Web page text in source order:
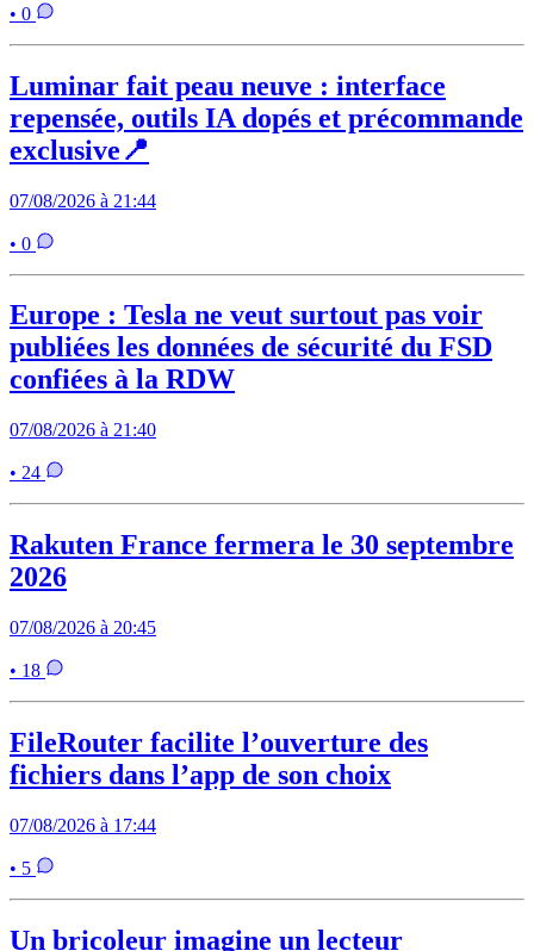
• 0
Luminar fait peau neuve : interface
repensée, outils IA dopés et précommande
exclusive📍
07/08/2026 à 21:44
• 0
Europe : Tesla ne veut surtout pas voir
publiées les données de sécurité du FSD
confiées à la RDW
07/08/2026 à 21:40
• 24
Rakuten France fermera le 30 septembre
2026
07/08/2026 à 20:45
• 18
FileRouter facilite l’ouverture des
fichiers dans l’app de son choix
07/08/2026 à 17:44
• 5
Un bricoleur imagine un lecteur